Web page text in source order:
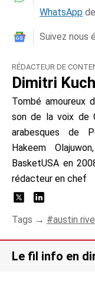
WhatsApp
Suivez nous
RÉDACTEUR DE
Dimitri
Tombé amoureux
son de la voix de
arabesques de
Hakeem
BasketUSA en
rédacteur en chef
Tags → austin
Le fil info en